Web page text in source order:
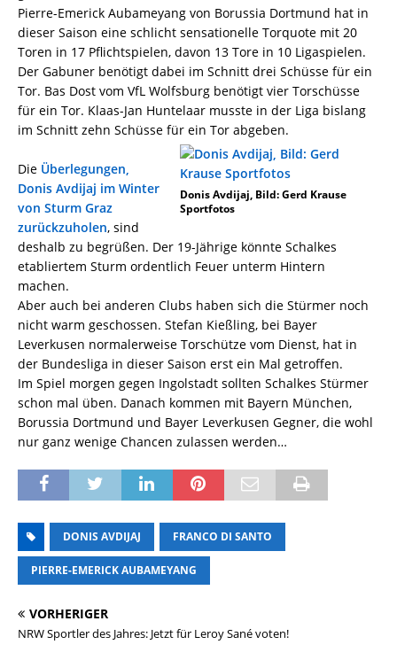
Pierre-Emerick Aubameyang von Borussia Dortmund hat in
dieser Saison eine schlicht sensationelle Torquote mit 20
Toren in 17 Pflichtspielen, davon 13 Tore in 10 Ligaspielen.
Der Gabuner benötigt dabei im Schnitt drei Schüsse für ein
Tor. Bas Dost vom VfL Wolfsburg benötigt vier Torschüsse
für ein Tor. Klaas-Jan Huntelaar musste in der Liga bislang
im Schnitt zehn Schüsse für ein Tor abgeben.
Donis Avdijaj, Bild: Gerd Krause
Sportfotos
Die Überlegungen,
Donis Avdijaj im Winter
von Sturm Graz
zurückzuholen, sind
deshalb zu begrüßen. Der 19-Jährige könnte Schalkes
etabliertem Sturm ordentlich Feuer unterm Hintern
machen.
Aber auch bei anderen Clubs haben sich die Stürmer noch
nicht warm geschossen. Stefan Kießling, bei Bayer
Leverkusen normalerweise Torschütze vom Dienst, hat in
der Bundesliga in dieser Saison erst ein Mal getroffen.
Im Spiel morgen gegen Ingolstadt sollten Schalkes Stürmer
schon mal üben. Danach kommen mit Bayern München,
Borussia Dortmund und Bayer Leverkusen Gegner, die wohl
nur ganz wenige Chancen zulassen werden…
DONIS AVDIJAJ FRANCO DI SANTO
PIERRE-EMERICK AUBAMEYANG
VORHERIGER
NRW Sportler des Jahres: Jetzt für Leroy Sané voten!